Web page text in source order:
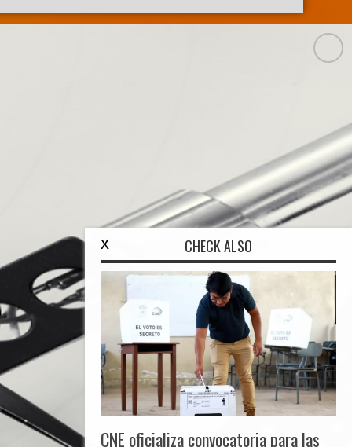
x CHECK ALSO
CNE oficializa convocatoria para las